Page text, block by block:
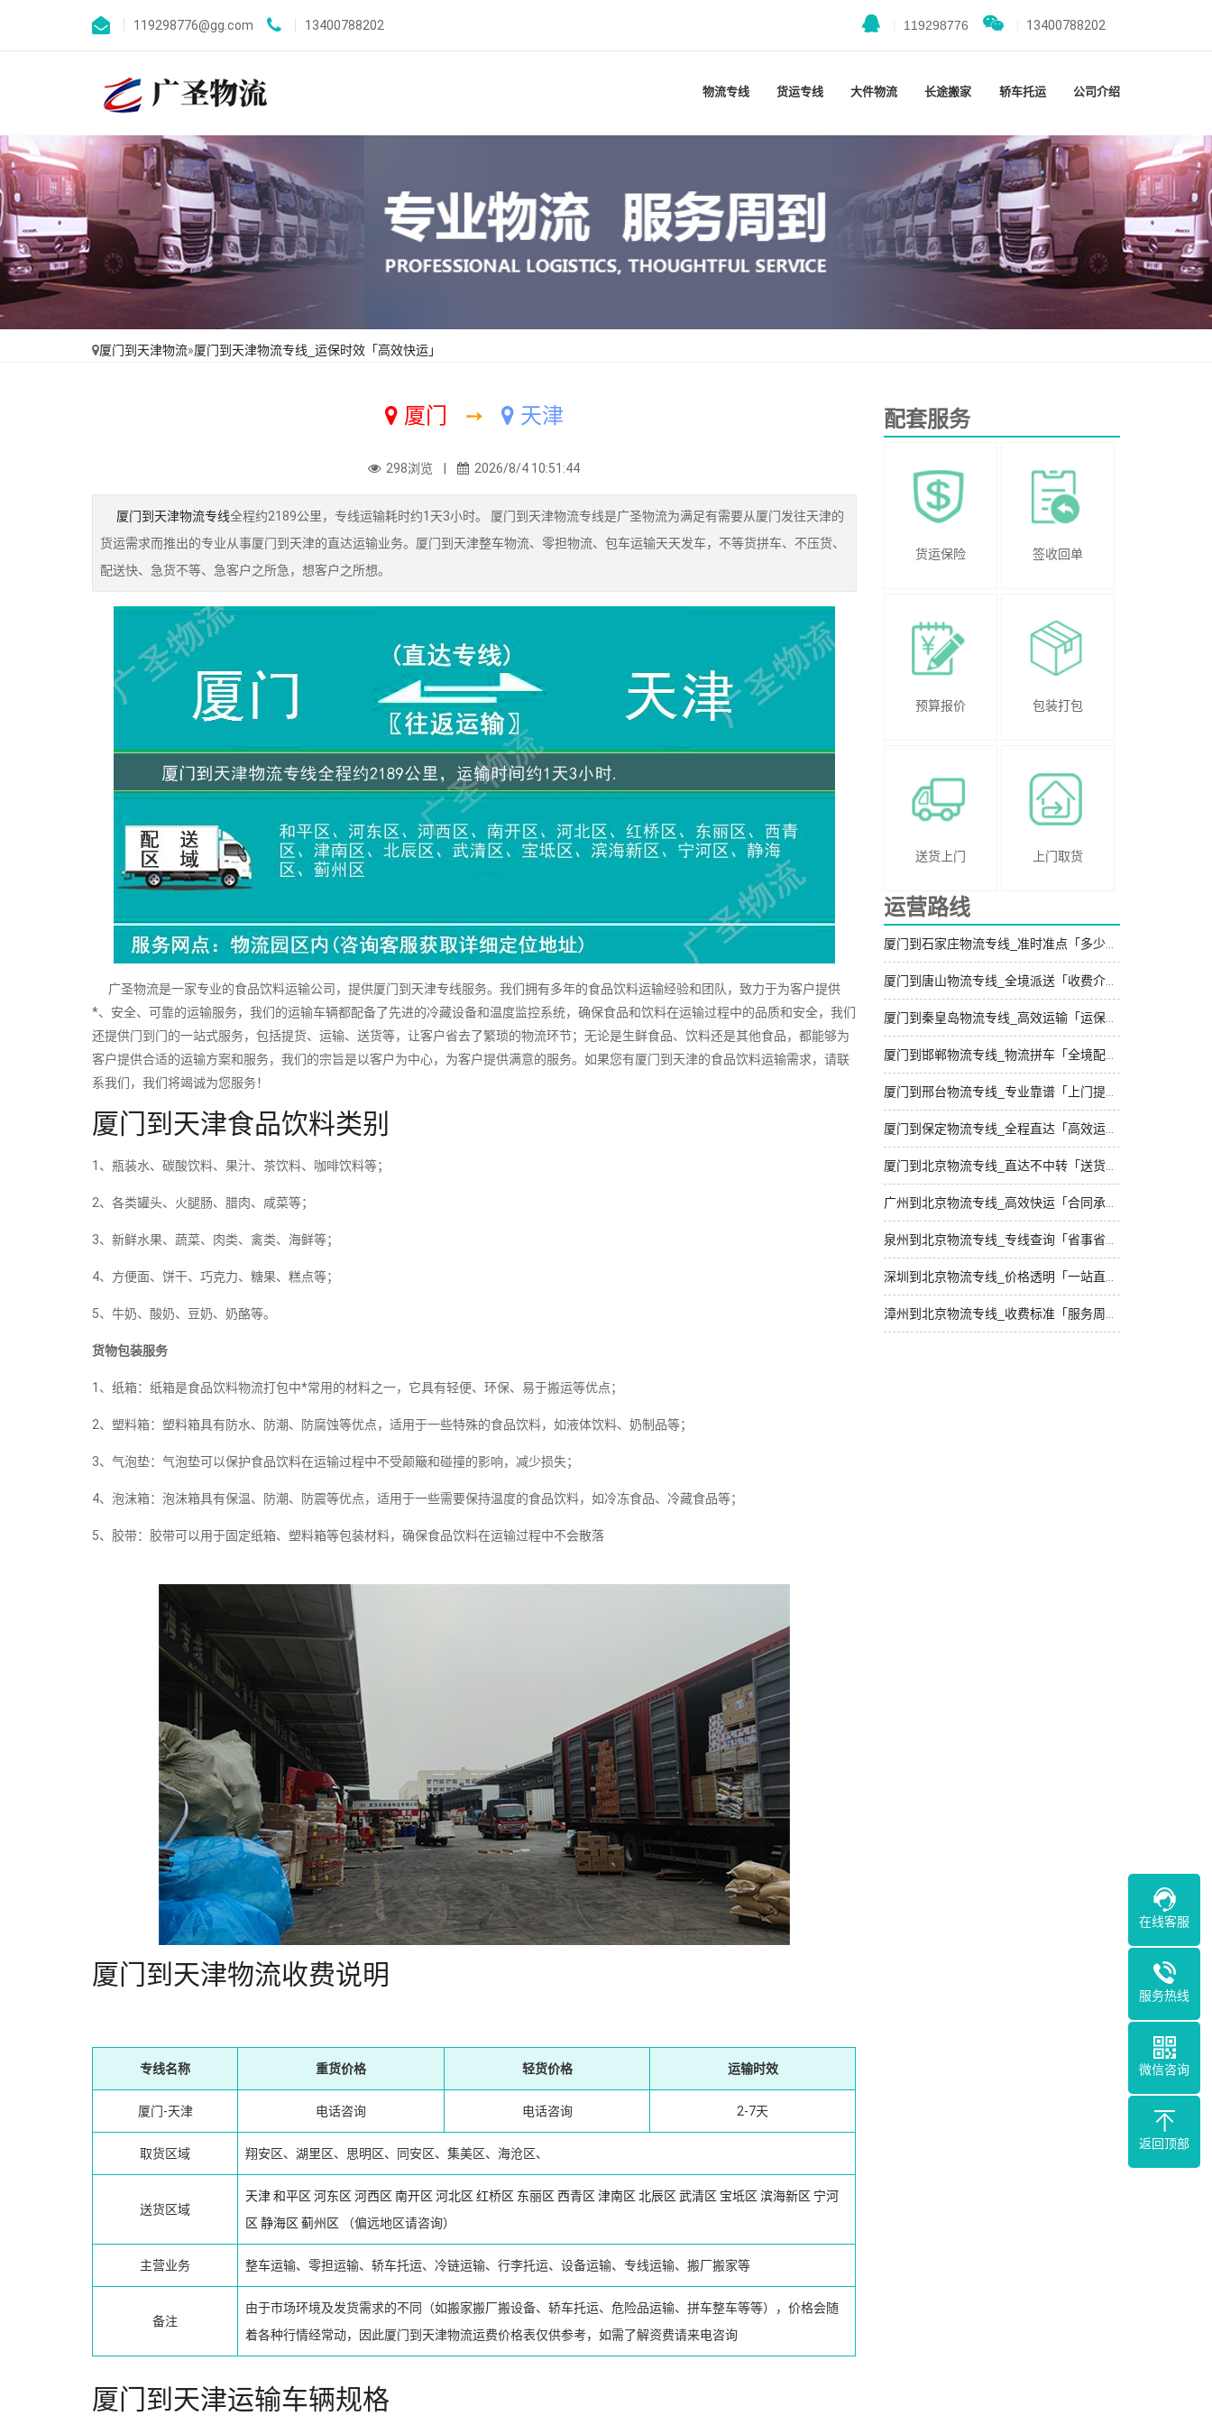
119298776@gg.com 13400788202 119298776 13400788202
物流专线 货运专线 大件物流 长途搬家 轿车托运 公司介绍
厦门到天津物流»厦门到天津物流专线_运保时效「高效快运」
厦门 ➙ 天津
298浏览 | 2026/8/4 10:51:44
厦门到天津物流专线全程约2189公里，专线运输耗时约1天3小时。 厦门到天津物流专线是广圣物流为满足有需要从厦门发往天津的
货运需求而推出的专业从事厦门到天津的直达运输业务。厦门到天津整车物流、零担物流、包车运输天天发车，不等货拼车、不压货、
配送快、急货不等、急客户之所急，想客户之所想。
广圣物流是一家专业的食品饮料运输公司，提供厦门到天津专线服务。我们拥有多年的食品饮料运输经验和团队，致力于为客户提供
*、安全、可靠的运输服务，我们的运输车辆都配备了先进的冷藏设备和温度监控系统，确保食品和饮料在运输过程中的品质和安全，我们
还提供门到门的一站式服务，包括提货、运输、送货等，让客户省去了繁琐的物流环节；无论是生鲜食品、饮料还是其他食品，都能够为
客户提供合适的运输方案和服务，我们的宗旨是以客户为中心，为客户提供满意的服务。如果您有厦门到天津的食品饮料运输需求，请联
系我们，我们将竭诚为您服务！
厦门到天津食品饮料类别
1、瓶装水、碳酸饮料、果汁、茶饮料、咖啡饮料等；
2、各类罐头、火腿肠、腊肉、咸菜等；
3、新鲜水果、蔬菜、肉类、禽类、海鲜等；
4、方便面、饼干、巧克力、糖果、糕点等；
5、牛奶、酸奶、豆奶、奶酪等。
货物包装服务
1、纸箱：纸箱是食品饮料物流打包中*常用的材料之一，它具有轻便、环保、易于搬运等优点；
2、塑料箱：塑料箱具有防水、防潮、防腐蚀等优点，适用于一些特殊的食品饮料，如液体饮料、奶制品等；
3、气泡垫：气泡垫可以保护食品饮料在运输过程中不受颠簸和碰撞的影响，减少损失；
4、泡沫箱：泡沫箱具有保温、防潮、防震等优点，适用于一些需要保持温度的食品饮料，如冷冻食品、冷藏食品等；
5、胶带：胶带可以用于固定纸箱、塑料箱等包装材料，确保食品饮料在运输过程中不会散落
厦门到天津物流收费说明
专线名称 重货价格 轻货价格 运输时效
厦门-天津 电话咨询 电话咨询 2-7天
取货区域 翔安区、湖里区、思明区、同安区、集美区、海沧区、
送货区域
天津和平区 河东区 河西区 南开区 河北区 红桥区 东丽区 西青区 津南区 北辰区 武清区 宝坻区 滨海新区 宁河
区 静海区 蓟州区 （偏远地区请咨询）
主营业务 整车运输、零担运输、轿车托运、冷链运输、行李托运、设备运输、专线运输、搬厂搬家等
备注
由于市场环境及发货需求的不同（如搬家搬厂搬设备、轿车托运、危险品运输、拼车整车等等），价格会随
着各种行情经常动，因此厦门到天津物流运费价格表仅供参考，如需了解资费请来电咨询
厦门到天津运输车辆规格
配套服务
货运保险 签收回单
预算报价 包装打包
送货上门 上门取货
运营路线
厦门到石家庄物流专线_准时准点「多少公里」
厦门到唐山物流专线_全境派送「收费介绍」
厦门到秦皇岛物流专线_高效运输「运保时效」
厦门到邯郸物流专线_物流拼车「全境配送」
厦门到邢台物流专线_专业靠谱「上门提货」
厦门到保定物流专线_全程直达「高效运输」
厦门到北京物流专线_直达不中转「送货到门」
广州到北京物流专线_高效快运「合同承运」
泉州到北京物流专线_专线查询「省事省心」
深圳到北京物流专线_价格透明「一站直达」
漳州到北京物流专线_收费标准「服务周到」
在线客服
服务热线
微信咨询
返回顶部